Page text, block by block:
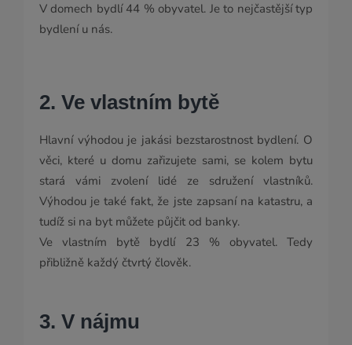
V domech bydlí 44 % obyvatel. Je to nejčastější typ
bydlení u nás.
2. Ve vlastním bytě
Hlavní výhodou je jakási bezstarostnost bydlení. O
věci, které u domu zařizujete sami, se kolem bytu
stará vámi zvolení lidé ze sdružení vlastníků.
Výhodou je také fakt, že jste zapsaní na katastru, a
tudíž si na byt můžete půjčit od banky.
Ve vlastním bytě bydlí 23 % obyvatel. Tedy
přibližně každý čtvrtý člověk.
3. V nájmu